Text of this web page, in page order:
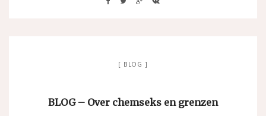
BLOG
BLOG – Over chemseks en grenzen